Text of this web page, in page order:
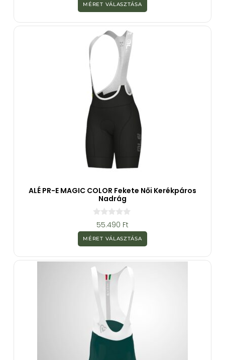
5
-
b
ő
MÉRET VÁLASZTÁSA
ALÉ PR-E MAGIC COLOR Fekete Női Kerékpáros
Nadrág
z
5
b
ő
55.490 Ft
MÉRET VÁLASZTÁSA